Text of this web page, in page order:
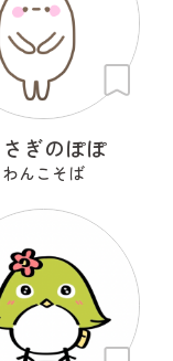
さぎのぽぽ
わんこそば